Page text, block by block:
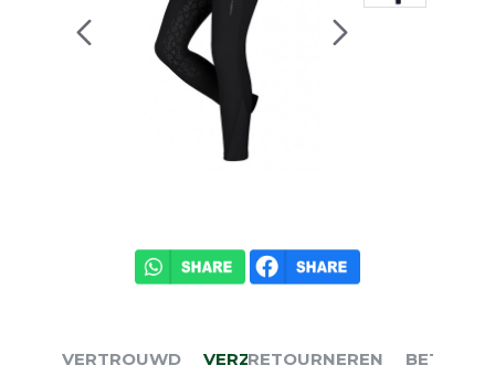
VERTROUWD VERZENDEN
RETOURNEREN BETALEN